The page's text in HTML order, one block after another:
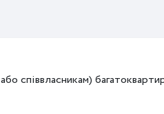
співвласникам)